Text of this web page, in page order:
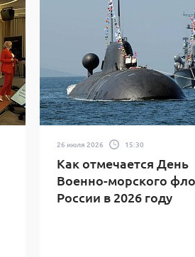
26 июля 2026 15:30
Как отмечается День
Военно-морского
России в 2026 году